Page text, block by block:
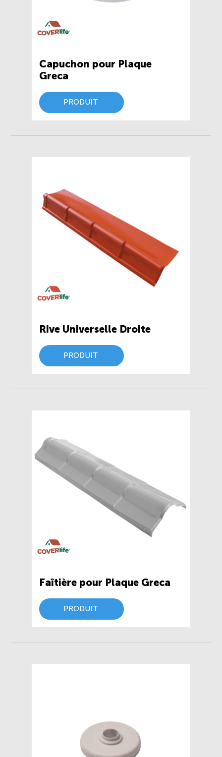
Capuchon pour Plaque
Greca
PRODUIT
Rive Universelle Droite
PRODUIT
Faîtière pour Plaque Greca
PRODUIT